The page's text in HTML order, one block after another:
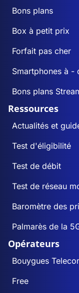
Bons plans
Box à petit prix
Forfait pas cher
Smartphones à -
Bons plans
Ressources
Actualités et
Test d'éligibilité
Test de débit
Test de réseau
Baromètre des
Palmarès de la
Opérateurs
Bouygues
Free